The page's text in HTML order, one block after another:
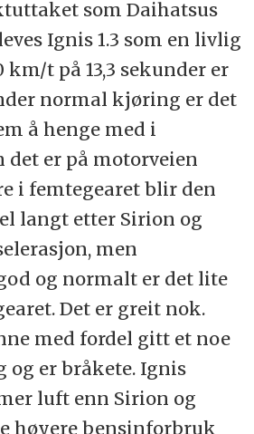
som Daihatsus
Ignis 1.3 som en livlig
km/t på 13,3 sekunder er
normal kjøring er det
å henge med i
er på motorveien
i femtegearet blir den
langt etter Sirion og
men
og normalt er det lite
Det er greit nok.
med fordel gitt et noe
og er bråkete. Ignis
luft enn Sirion og
høyere bensinforbruk